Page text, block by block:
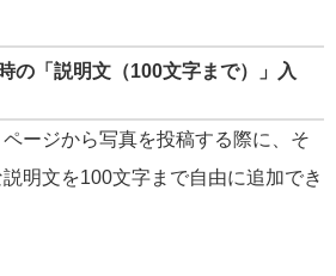
の「説明文（100文字まで）」入
ージから写真を投稿する際に、そ
明文を100文字まで自由に追加でき